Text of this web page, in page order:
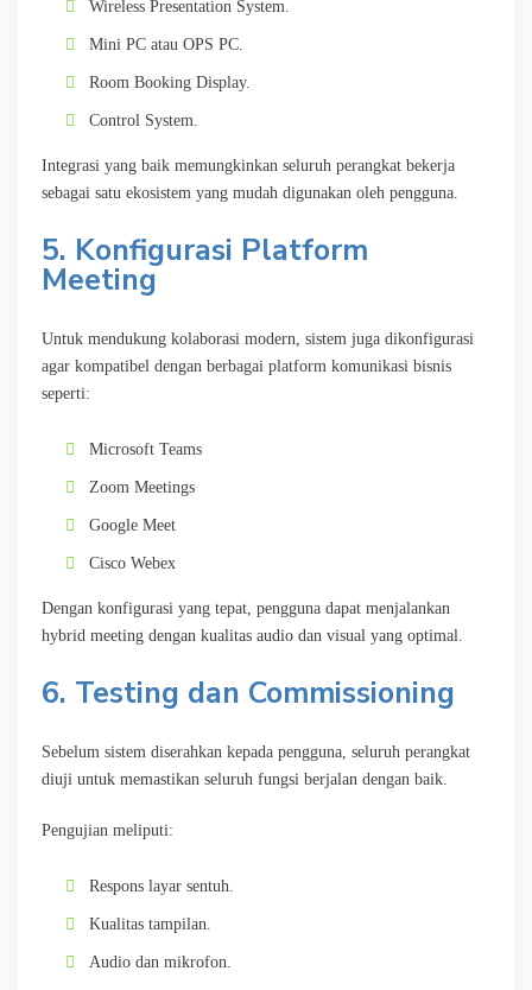
Wireless Presentation System.
Mini PC atau OPS PC.
Room Booking Display.
Control System.
Integrasi yang baik memungkinkan seluruh perangkat bekerja
sebagai satu ekosistem yang mudah digunakan oleh pengguna.
5. Konfigurasi Platform
Meeting
Untuk mendukung kolaborasi modern, sistem juga dikonfigurasi
agar kompatibel dengan berbagai platform komunikasi bisnis
seperti:
Microsoft Teams
Zoom Meetings
Google Meet
Cisco Webex
Dengan konfigurasi yang tepat, pengguna dapat menjalankan
hybrid meeting dengan kualitas audio dan visual yang optimal.
6. Testing dan Commissioning
Sebelum sistem diserahkan kepada pengguna, seluruh perangkat
diuji untuk memastikan seluruh fungsi berjalan dengan baik.
Pengujian meliputi:
Respons layar sentuh.
Kualitas tampilan.
Audio dan mikrofon.